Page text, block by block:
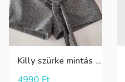
Killy szürke mintás rövidnadrág
4990 Ft